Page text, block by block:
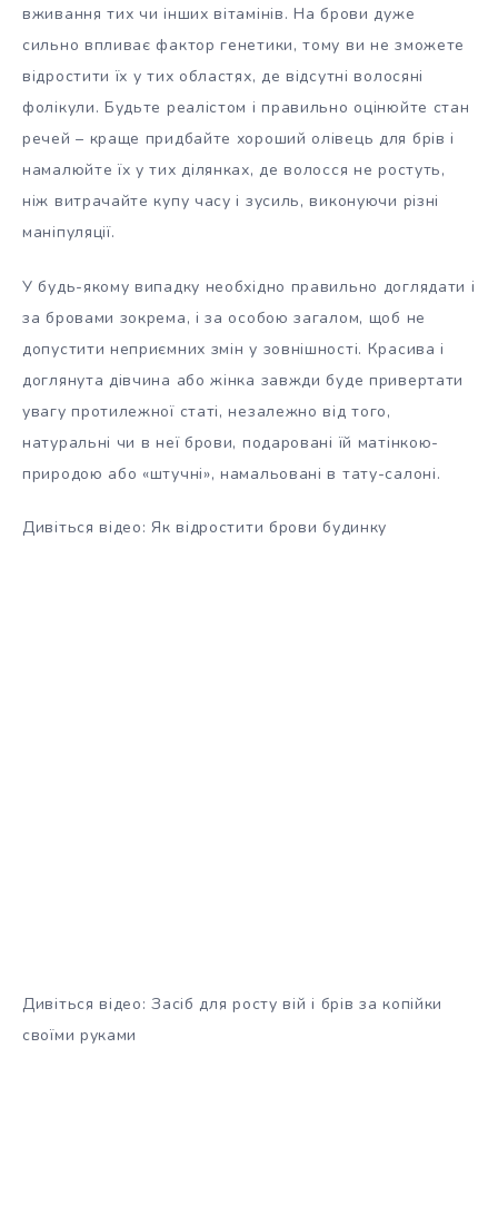
вживання тих чи інших вітамінів. На брови дуже
сильно впливає фактор генетики, тому ви не зможете
відростити їх у тих областях, де відсутні волосяні
фолікули. Будьте реалістом і правильно оцінюйте стан
речей – краще придбайте хороший олівець для брів і
намалюйте їх у тих ділянках, де волосся не ростуть,
ніж витрачайте купу часу і зусиль, виконуючи різні
маніпуляції.
У будь-якому випадку необхідно правильно доглядати і
за бровами зокрема, і за особою загалом, щоб не
допустити неприємних змін у зовнішності. Красива і
доглянута дівчина або жінка завжди буде привертати
увагу протилежної статі, незалежно від того,
натуральні чи в неї брови, подаровані їй матінкою-
природою або «штучні», намальовані в тату-салоні.
Дивіться відео: Як відростити брови будинку
Дивіться відео: Засіб для росту вій і брів за копійки
своїми руками